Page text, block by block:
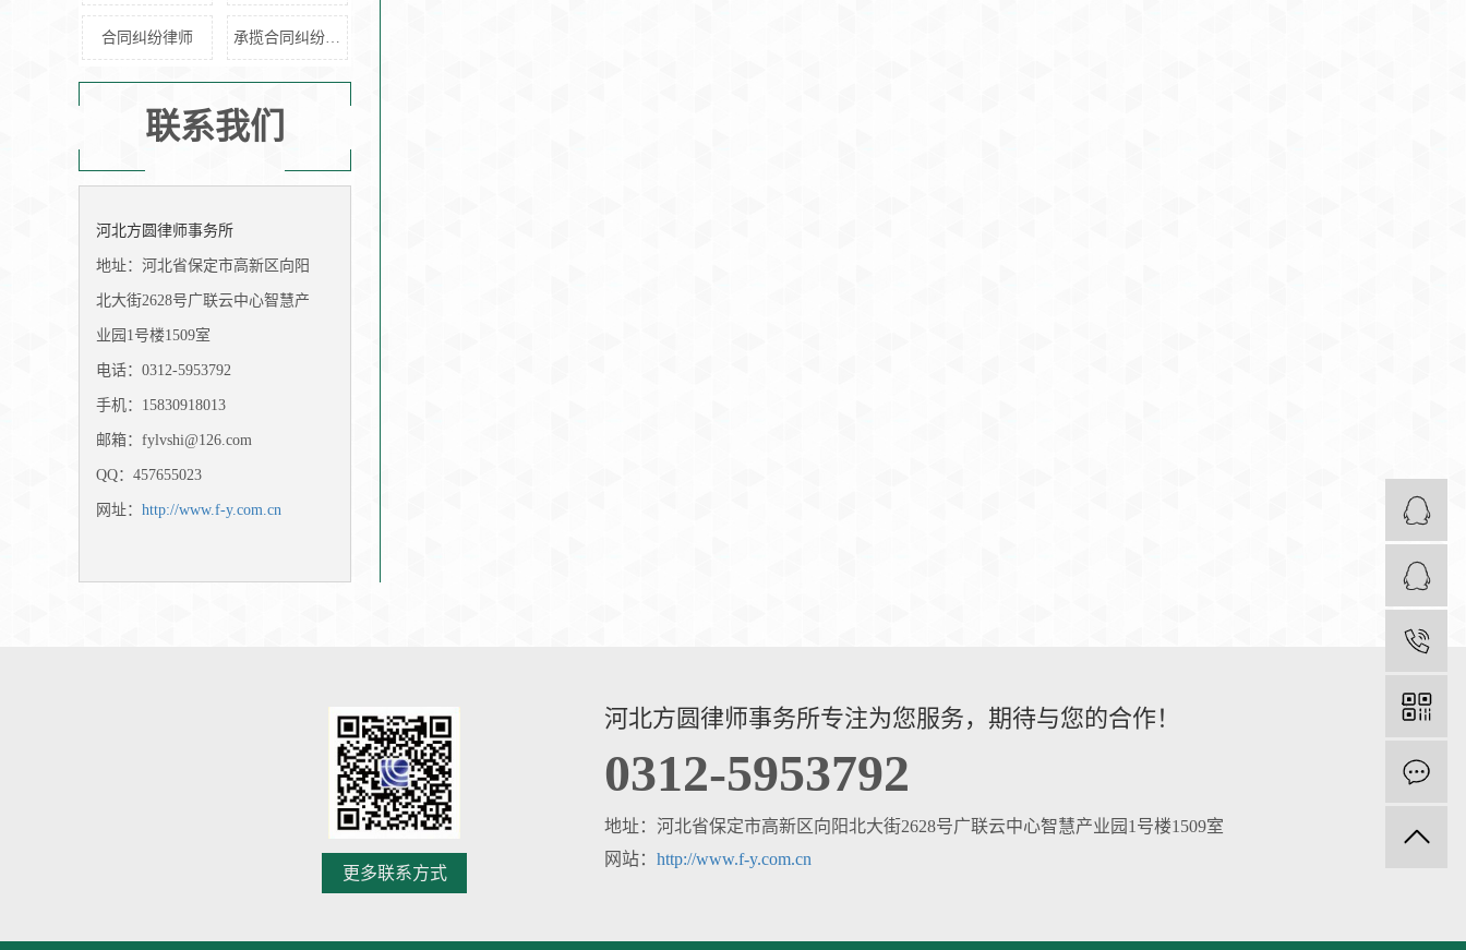
合同纠纷律师 承揽合同纠纷管辖地
联系我们
河北方圆律师事务所
地址：河北省保定市高新区向阳
北大街2628号广联云中心智慧产
业园1号楼1509室
电话：0312-5953792
手机：15830918013
邮箱：fylvshi@126.com
QQ：457655023
网址： http://www.f-y.com.cn
更多联系方式
河北方圆律师事务所专注为您服务，期待与您的合作！
0312-5953792
地址：河北省保定市高新区向阳北大街2628号广联云中心智慧产业园1号楼1509室
网站： http://www.f-y.com.cn